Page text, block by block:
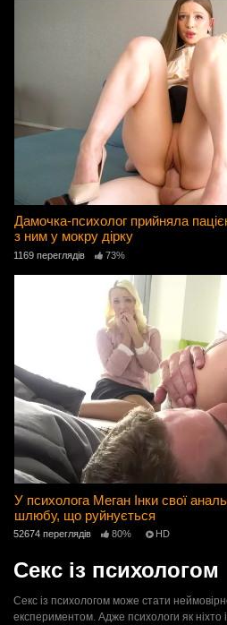
Дамочка-психолог прийняла
з ним у мокру дірку
1169 переглядів 73%
У психолога Меган Інки свої
шлюбу, що руйнується
52674 переглядів 80% HD
Секс із психологом
Секс із психологом може стати
експериментом. Адже психологи як ніхто